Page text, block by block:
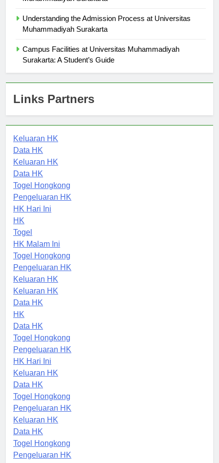
Understanding the Admission Process at Universitas
Campus Facilities at Universitas Muhammadiyah
Links Partners
Keluaran HK
Data HK
Keluaran HK
Data HK
Togel Hongkong
Pengeluaran HK
HK Hari Ini
HK
Togel
HK Malam Ini
Togel Hongkong
Pengeluaran HK
Keluaran HK
Keluaran HK
Data HK
HK
Data HK
Togel Hongkong
Pengeluaran HK
HK Hari Ini
Keluaran HK
Data HK
Togel Hongkong
Pengeluaran HK
Keluaran HK
Data HK
Togel Hongkong